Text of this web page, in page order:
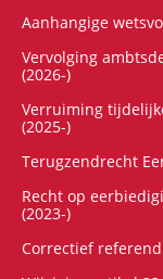
Aanhangige
Vervolging
(2026-)
Verruiming
(2025-)
Terugzendrecht
Recht op
(2023-)
Correctief